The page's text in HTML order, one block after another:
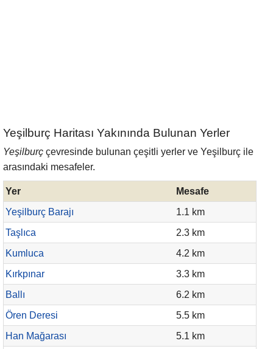
Yeşilburç Haritası Yakınında Bulunan Yerler
Yeşilburç çevresinde bulunan çeşitli yerler ve Yeşilburç ile
arasındaki mesafeler.
Yer
Mesafe
Yeşilburç Barajı
1.1 km
Taşlıca
2.3 km
Kumluca
4.2 km
Kırkpınar
3.3 km
Ballı
6.2 km
Ören Deresi
5.5 km
Han Mağarası
5.1 km